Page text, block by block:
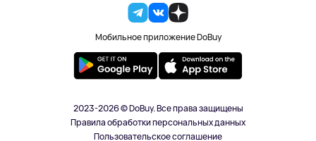
Мобильное приложение DoBuy
2023-2026 © DoBuy. Все права защищены
Правила обработки персональных данных
Пользовательское соглашение